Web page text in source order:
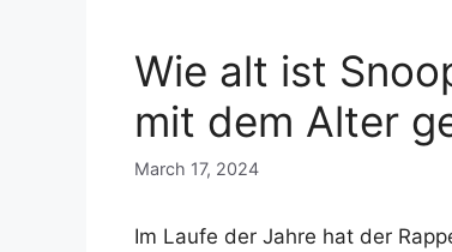
Wie alt ist
mit dem Alter
March 17, 2024
Im Laufe der Jahre hat der